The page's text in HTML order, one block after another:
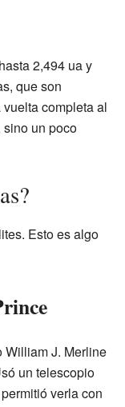
2,494 ua y
que son
completa al
sino un poco
Esto es algo
William J. Merline
un telescopio
verla con